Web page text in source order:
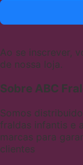
Ao se inscrever,
de nossa loja.
Sobre ABC
Somos
fraldas infantis e
marcas para
clientes